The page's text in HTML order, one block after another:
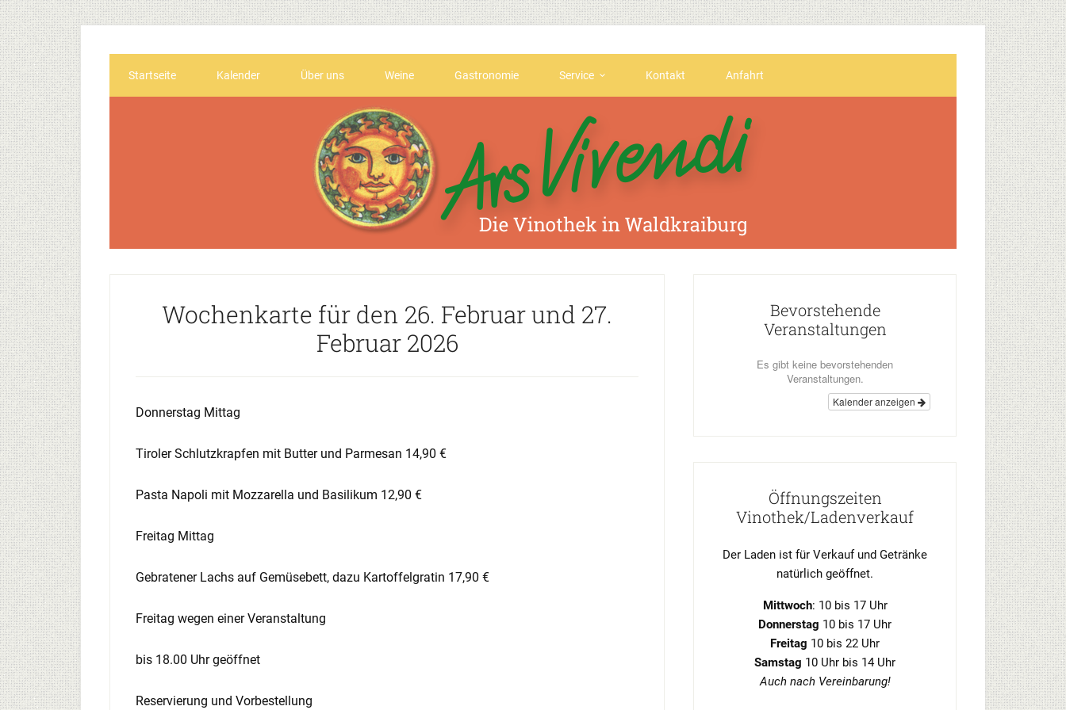
Startseite Kalender Über uns Weine Gastronomie Service Kontakt Anfahrt
Wochenkarte für den 26. Februar und 27.
Februar 2026
Donnerstag Mittag
Tiroler Schlutzkrapfen mit Butter und Parmesan 14,90 €
Pasta Napoli mit Mozzarella und Basilikum 12,90 €
Freitag Mittag
Gebratener Lachs auf Gemüsebett, dazu Kartoffelgratin 17,90 €
Freitag wegen einer Veranstaltung
bis 18.00 Uhr geöffnet
Reservierung und Vorbestellung
Bevorstehende
Veranstaltungen
Es gibt keine bevorstehenden
Veranstaltungen.
Kalender anzeigen
Öffnungszeiten
Vinothek/Ladenverkauf
Der Laden ist für Verkauf und Getränke
natürlich geöffnet.
Mittwoch: 10 bis 17 Uhr
Donnerstag 10 bis 17 Uhr
Freitag 10 bis 22 Uhr
Samstag 10 Uhr bis 14 Uhr
Auch nach Vereinbarung!